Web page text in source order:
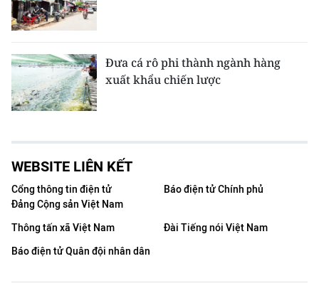
Đưa cá rô phi thành ngành hàng
xuất khẩu chiến lược
WEBSITE LIÊN KẾT
Cổng thông tin điện tử
Đảng Cộng sản Việt Nam
Báo điện tử Chính phủ
Thông tấn xã Việt Nam
Đài Tiếng nói Việt Nam
Báo điện tử Quân đội nhân dân